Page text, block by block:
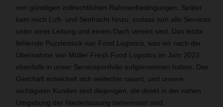
von günstigen zollrechtlichen Rahmenbedingungen. Später
kam noch Luft- und Seefracht hinzu, sodass nun alle Services
unter einer Leitung und einem Dach vereint sind. Das letzte
fehlende Puzzlestück war Food Logistics, was wir nach der
Übernahme von Müller Fresh Food Logistics im Jahr 2023
ebenfalls in unser Serviceportfolio aufgenommen haben. Das
Geschäft entwickelt sich weiterhin rasant, und unsere
wichtigsten Kunden sind diejenigen, die direkt in der nahen
Umgebung der Niederlassung beheimatet sind.